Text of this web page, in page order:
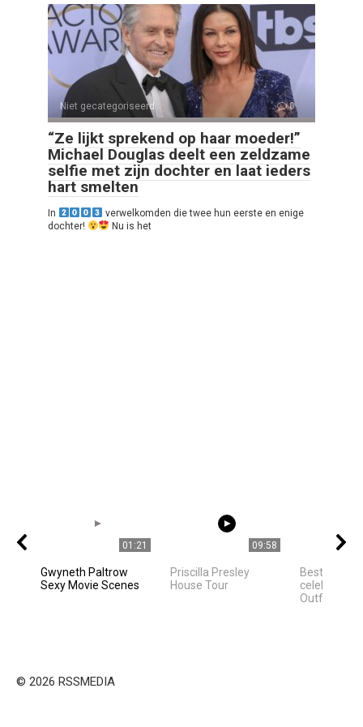
Niet gecategoriseerd 0
“Ze lijkt sprekend op haar moeder!”
Michael Douglas deelt een zeldzame
selfie met zijn dochter en laat ieders
hart smelten
In
verwelkomden die twee hun eerste en enige
dochter!
Nu is het
01:21
Gwyneth Paltrow
Sexy Movie Scenes
09:58
Priscilla Presley
House Tour
Best
celebrities
Outfit Ideas
© 2026 RSSMEDIA